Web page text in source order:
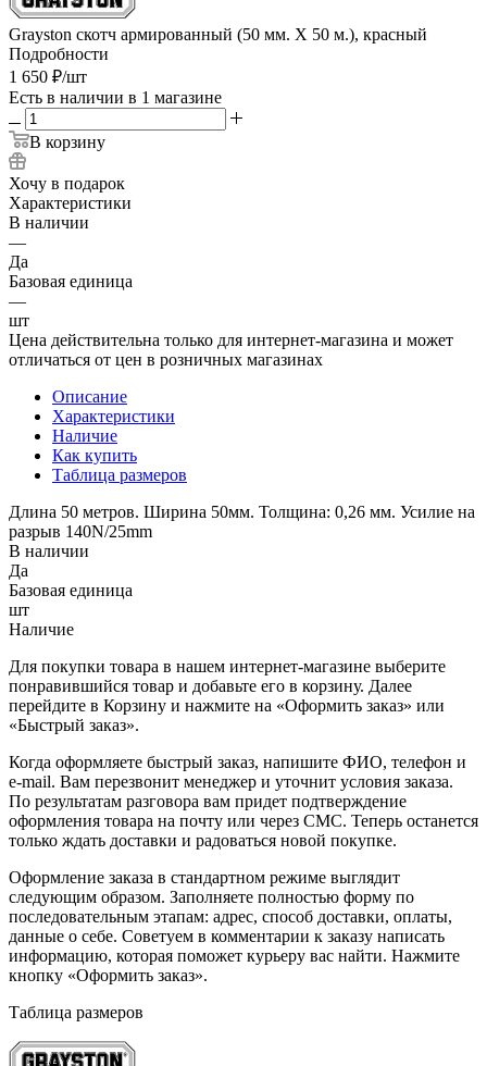
Grayston скотч армированный (50 мм. Х 50 м.), красный
Подробности
1 650 ₽/шт
Есть в наличии в 1 магазине
В корзину
Хочу в подарок
Характеристики
В наличии
—
Да
Базовая единица
—
шт
Цена действительна только для интернет-магазина и может
отличаться от цен в розничных магазинах
Описание
Характеристики
Наличие
Как купить
Таблица размеров
Длина 50 метров. Ширина 50мм. Толщина: 0,26 мм. Усилие на
разрыв 140N/25mm
В наличии
Да
Базовая единица
шт
Наличие
Для покупки товара в нашем интернет-магазине выберите
понравившийся товар и добавьте его в корзину. Далее
перейдите в Корзину и нажмите на «Оформить заказ» или
«Быстрый заказ».
Когда оформляете быстрый заказ, напишите ФИО, телефон и
e-mail. Вам перезвонит менеджер и уточнит условия заказа.
По результатам разговора вам придет подтверждение
оформления товара на почту или через СМС. Теперь останется
только ждать доставки и радоваться новой покупке.
Оформление заказа в стандартном режиме выглядит
следующим образом. Заполняете полностью форму по
последовательным этапам: адрес, способ доставки, оплаты,
данные о себе. Советуем в комментарии к заказу написать
информацию, которая поможет курьеру вас найти. Нажмите
кнопку «Оформить заказ».
Таблица размеров